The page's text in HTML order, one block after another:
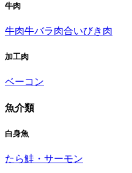
牛肉
牛肉牛バラ肉合いびき肉
加工肉
ベーコン
魚介類
白身魚
たら鮭・サーモン